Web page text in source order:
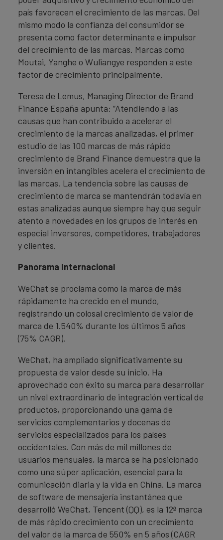
país favorecen el crecimiento de las marcas. Del
mismo modo la confianza del consumidor se
presenta como factor determinante e impulsor
del crecimiento de las marcas. Marcas como
Moutai, Yanghe o Wuliangye responden a este
factor de crecimiento principalmente.
Teresa de Lemus, Managing Director de Brand
Finance España apunta: “Atendiendo a las
causas que han contribuido a acelerar el
crecimiento de la marcas analizadas, el primer
estudio de las 100 marcas de más rápido
crecimiento de Brand Finance demuestra que la
inversión en intangibles acelera el crecimiento de
las marcas. La tendencia sobre las causas de
crecimiento de marca se mantendrán todavía en
estas analizadas aunque siempre hay que seguir
atento a novedades en los grupos de interés en
especial inversores, competidores, trabajadores
y clientes.
Panorama Internacional
WeChat se proclama como la marca de más
rápidamente ha crecido en el mundo,
registrando un colosal crecimiento de valor de
marca de 1.540% durante los últimos 5 años
(75% CAGR).
WeChat, ha ampliado significativamente su
propuesta de valor desde su inicio. Ha
aprovechado con éxito su marca para desarrollar
un nivel extraordinario de integración vertical de
productos, proporcionando una gama de
servicios complementarios y docenas de
servicios especializados para los países
occidentales. Con más de mil millones de
usuarios mensuales, la marca se ha posicionado
como una súper aplicación, esencial para la
comunicación diaria y la vida en China. La marca
de software de mensajería instantánea que
desarrolló WeChat, Tencent (QQ), es la 12ª marca
de más rápido crecimiento con un crecimiento
del valor de la marca de 550% en 5 años (CAGR